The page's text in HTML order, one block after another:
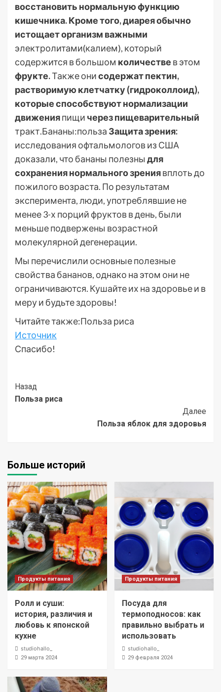
восстановить нормальную функцию
кишечника. Кроме того, диарея обычно
истощает организм важными
электролитами(калием), который
содержится в большом количестве в этом
фрукте.Также онисодержат пектин,
растворимую клетчатку (гидроколлоид),
которые способствуют нормализации
движенияпищи через пищеварительный
тракт.Бананы:польза Защита зрения:
исследования офтальмологов из США
доказали, что бананы полезны для
сохранения нормального зрениявплоть до
пожилого возраста. По результатам
эксперимента, люди, употреблявшие не
менее 3-х порций фруктов в день, были
меньше подвержены возрастной
молекулярной дегенерации.
Мы перечислили основные полезные
свойства бананов, однако на этом они не
ограничиваются. Кушайте их на здоровье и в
меру и будьте здоровы!
Читайте также:Польза риса
Источник
Спасибо!
Post
Navigation
Назад
Польза риса
Далее
Польза яблок для здоровья
Больше историй
Продукты питания
Ролл и суши:
история, различия и
любовь к японской
кухне
studiohallo_
29 марта 2024
Продукты питания
Посуда для
термоподносов: как
правильно выбрать и
использовать
studiohallo_
29 февраля 2024